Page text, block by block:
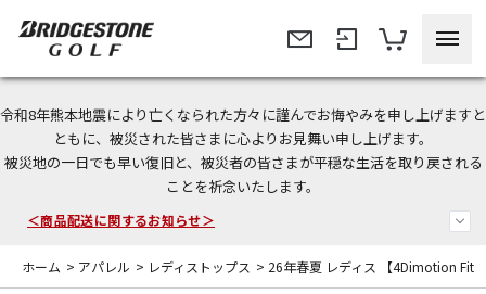
令和8年熊本地震により亡くなられた方々に謹んでお悔やみを申し上げますと
ともに、被災された皆さまに心よりお見舞い申し上げます。
被災地の一日でも早い復旧と、被災者の皆さまが平穏な生活を取り戻される
ことを祈念いたします。
＜夏季休暇中のご注文・発送・お問い合わせ＞
今なら新規会員登録で1,000円OFFクーポンプレゼント！
＜商品配送に関するお知らせ＞
ホーム > アパレル > レディストップス > 26年春夏 レディス 【4Dimotion Fit